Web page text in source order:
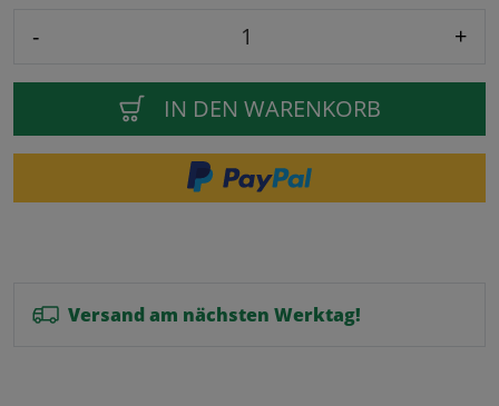
- +
IN DEN WARENKORB
Versand am nächsten Werktag!